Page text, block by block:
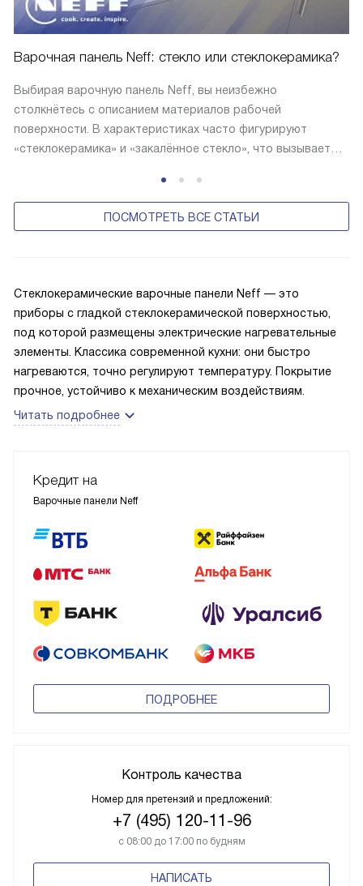
Варочная панель Neff: стекло или стеклокерамика?
Выбирая варочную панель Neff, вы неизбежно
столкнётесь с описанием материалов рабочей
поверхности. В характеристиках часто фигурируют
«стеклокерамика» и «закалённое стекло», что вызывает
ПОСМОТРЕТЬ ВСЕ СТАТЬИ
Стеклокерамические варочные панели Neff — это
приборы с гладкой стеклокерамической поверхностью,
под которой размещены электрические нагревательные
элементы. Классика современной кухни: они быстро
нагреваются, точно регулируют температуру. Покрытие
прочное, устойчиво к механическим воздействиям.
Читать подробнее
Кредит на
Варочные панели Neff
ПОДРОБНЕЕ
Контроль качества
Номер для претензий и предложений:
+7 (495) 120-11-96
с 08:00 до 17:00 по будням
НАПИСАТЬ